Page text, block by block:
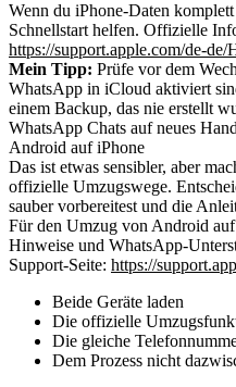
Wenn du iPhone-Daten
Schnellstart helfen. Offizielle
https://support.apple.com/de-de/
Mein Tipp: Prüfe vor dem
WhatsApp in iCloud aktiviert
einem Backup, das nie erstellt
WhatsApp Chats auf neues
Android auf iPhone
Das ist etwas sensibler, aber
offizielle Umzugswege.
sauber vorbereitest und die
Für den Umzug von Android
Hinweise und WhatsApp-
Support-Seite: https://
Beide Geräte laden
Die offizielle
Die gleiche
Dem Prozess nicht